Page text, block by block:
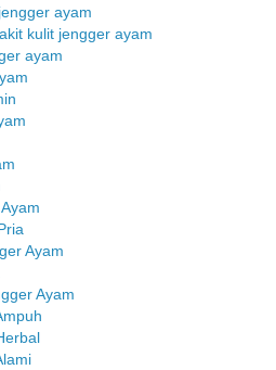
ayam
kulit jengger ayam
ayam
Ayam
Ayam